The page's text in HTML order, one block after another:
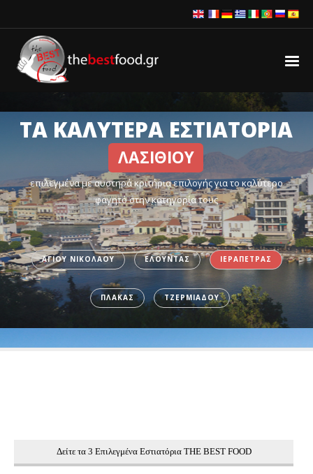
ΤΑ ΚΑΛΥΤΕΡΑ ΕΣΤΙΑΤΟΡΙΑ
ΛΑΣΙΘΙΟΥ
επιλεγμένα με αυστηρά κριτήρια επιλογής για το καλύτερο
φαγητό στην κατηγορία τους
ΑΓΙΟΥ ΝΙΚΟΛΑΟΥ ΕΛΟΥΝΤΑΣ ΙΕΡΑΠΕΤΡΑΣ
ΠΛΑΚΑΣ ΤΖΕΡΜΙΑΔΟΥ
Δείτε τα 3 Επιλεγμένα Εστιατόρια THE BEST FOOD